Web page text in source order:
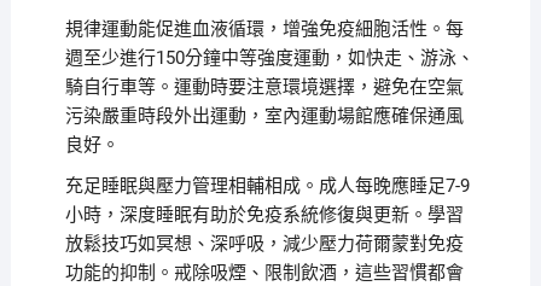
規律運動能促進血液循環，增強免疫細胞活性。每
週至少進行150分鐘中等強度運動，如快走、游泳、
騎自行車等。運動時要注意環境選擇，避免在空氣
污染嚴重時段外出運動，室內運動場館應確保通風
良好。
充足睡眠與壓力管理相輔相成。成人每晚應睡足7-9
小時，深度睡眠有助於免疫系統修復與更新。學習
放鬆技巧如冥想、深呼吸，減少壓力荷爾蒙對免疫
功能的抑制。戒除吸煙、限制飲酒，這些習慣都會